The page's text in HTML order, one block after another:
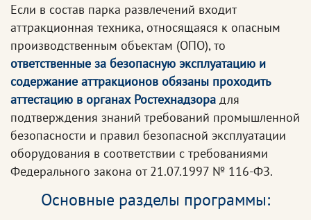
Если в состав парка развлечений входит
аттракционная техника, относящаяся к опасным
производственным объектам (ОПО), то
ответственные за безопасную эксплуатацию и
содержание аттракционов обязаны проходить
аттестацию в органах Ростехнадзора для
подтверждения знаний требований промышленной
безопасности и правил безопасной эксплуатации
оборудования в соответствии с требованиями
Федерального закона от 21.07.1997 № 116-ФЗ.
Основные разделы программы: